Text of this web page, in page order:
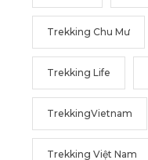
Trekking Chu Mư
Trekking Life
TrekkingVietnam
Trekking Việt Nam